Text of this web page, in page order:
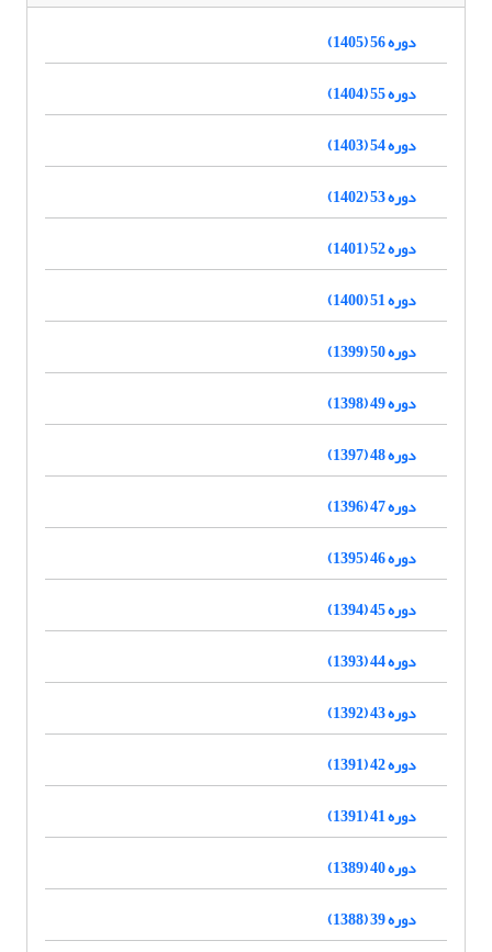
دوره 56 (1405)
دوره 55 (1404)
دوره 54 (1403)
دوره 53 (1402)
دوره 52 (1401)
دوره 51 (1400)
دوره 50 (1399)
دوره 49 (1398)
دوره 48 (1397)
دوره 47 (1396)
دوره 46 (1395)
دوره 45 (1394)
دوره 44 (1393)
دوره 43 (1392)
دوره 42 (1391)
دوره 41 (1391)
دوره 40 (1389)
دوره 39 (1388)